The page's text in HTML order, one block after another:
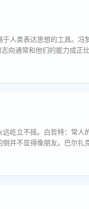
人类表达思想的工具。冯
向通常和他们的能力成正
屹立不摇。白哲特：常人
并不显得像朋友。巴尔扎